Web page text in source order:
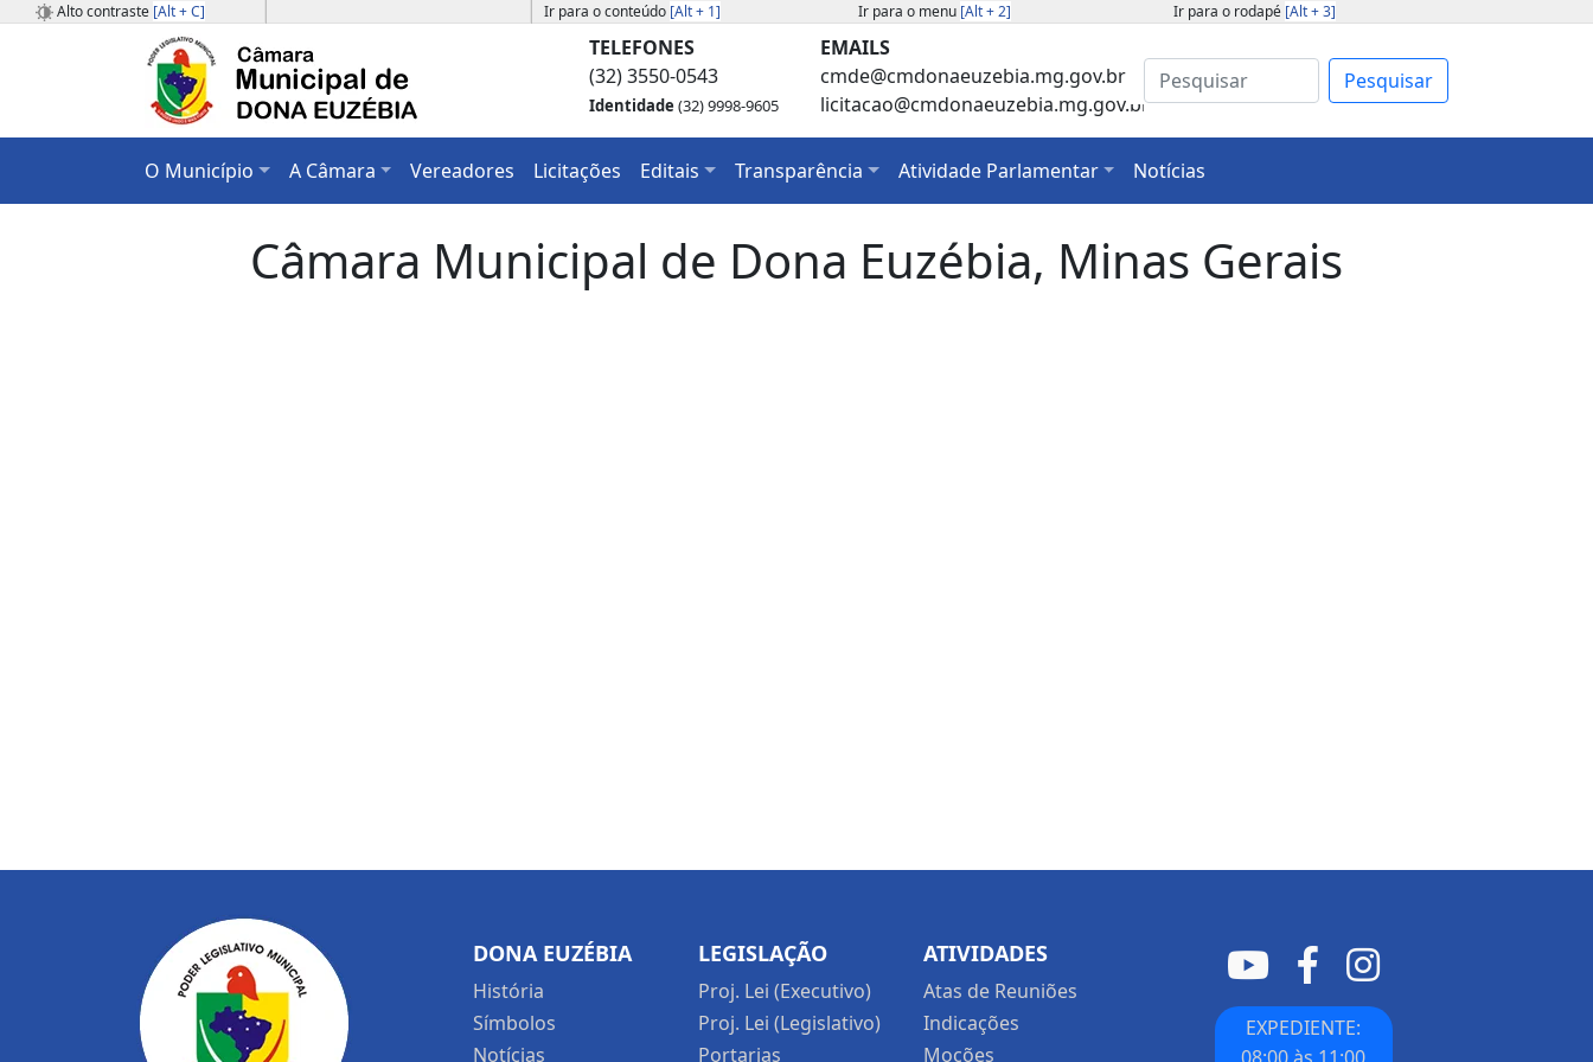
Alto contraste [Alt + C] Ir para o conteúdo [Alt + 1] Ir para o menu [Alt + 2] Ir para o rodapé [Alt + 3]
TELEFONES
(32) 3550-0543
Identidade (32) 9998-9605
EMAILS
cmde@cmdonaeuzebia.mg.gov.br
licitacao@cmdonaeuzebia.mg.gov.br
Pesquisar
O Município A Câmara Vereadores Licitações Editais Transparência Atividade Parlamentar Notícias
Câmara Municipal de Dona Euzébia, Minas Gerais
DONA EUZÉBIA
História
Símbolos
Notícias
LEGISLAÇÃO
Proj. Lei (Executivo)
Proj. Lei (Legislativo)
Portarias
ATIVIDADES
Atas de Reuniões
Indicações
Moções
EXPEDIENTE: